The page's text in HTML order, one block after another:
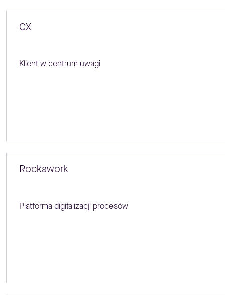
CX
Klient w centrum uwagi
Rockawork
Platforma digitalizacji procesów